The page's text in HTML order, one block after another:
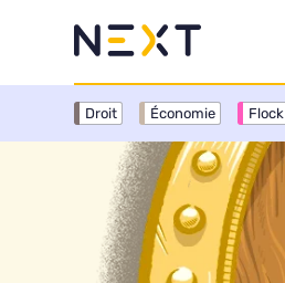
Droit Économie Flock